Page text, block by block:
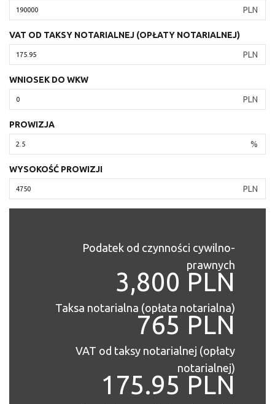
PLN
VAT OD TAKSY NOTARIALNEJ (OPŁATY NOTARIALNEJ)
PLN
WNIOSEK DO WKW
PLN
PROWIZJA
%
WYSOKOŚĆ PROWIZJI
PLN
Podatek od czynności cywilno-
prawnych
3,800 PLN
Taksa notarialna (opłata notarialna)
765 PLN
VAT od taksy notarialnej (opłaty
notarialnej)
175.95 PLN